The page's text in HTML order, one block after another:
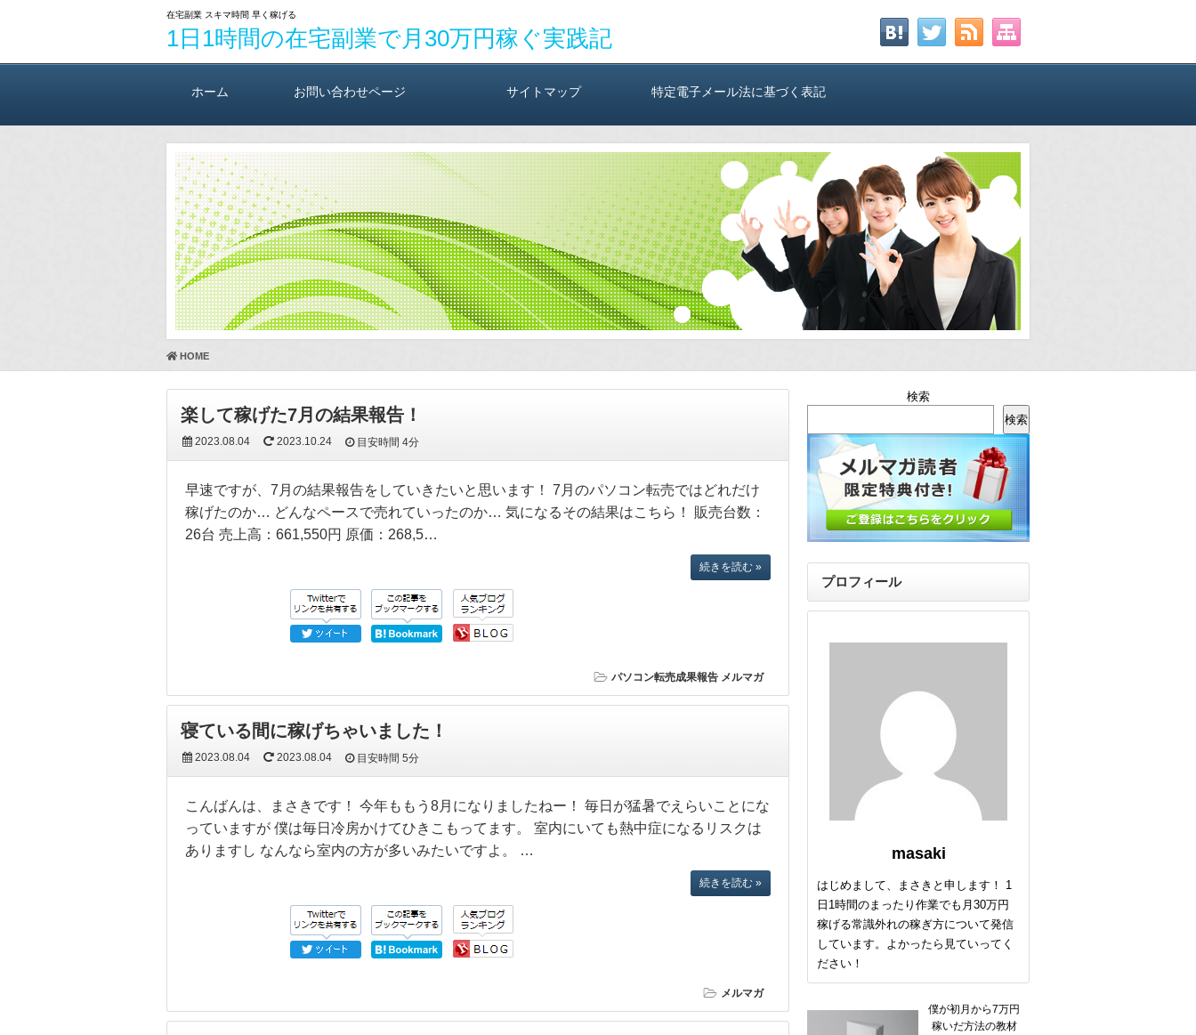
在宅副業 スキマ時間 早く稼げる
1日1時間の在宅副業で月30万円稼ぐ実践記
ホーム お問い合わせページ サイトマップ 特定電子メール法に基づく表記
HOME
楽して稼げた7月の結果報告！
2023.08.04 2023.10.24 目安時間4分
早速ですが、7月の結果報告をしていきたいと思います！ 7月のパソコン転売ではどれだけ
稼げたのか… どんなペースで売れていったのか… 気になるその結果はこちら！ 販売台数：
26台 売上高：661,550円 原価：268,5…
続きを読む »
パソコン転売成果報告 メルマガ
寝ている間に稼げちゃいました！
2023.08.04 2023.08.04 目安時間5分
こんばんは、まさきです！ 今年ももう8月になりましたねー！ 毎日が猛暑でえらいことにな
っていますが 僕は毎日冷房かけてひきこもってます。 室内にいても熱中症になるリスクは
ありますし なんなら室内の方が多いみたいですよ。 …
続きを読む »
メルマガ
検索
検索
プロフィール
masaki
はじめまして、まさきと申します！ 1
日1時間のまったり作業でも月30万円
稼げる常識外れの稼ぎ方について発信
しています。よかったら見ていってく
ださい！
僕が初月から7万円
稼いだ方法の教材